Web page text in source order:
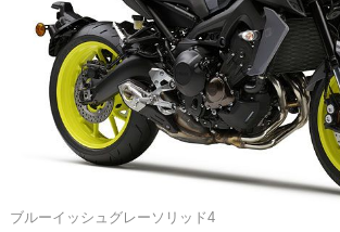
ブルーイッシュグレーソリッド4